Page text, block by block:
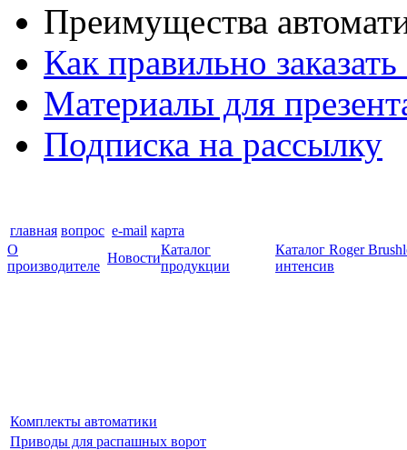
Преимущества
Как правильно
Материалы для
Подписка на рассылку
главная вопрос e-mail карта
О
производителе
Новости
Каталог
продукции
Каталог Roger
интенсив
Комплекты автоматики
Приводы для распашных ворот